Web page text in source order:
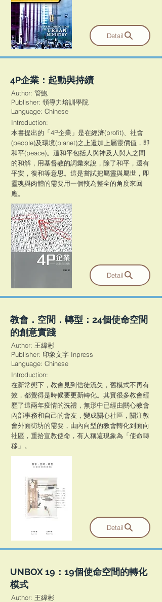
Detail
4P企業：起動與持續
Author: 管鮑
Publisher: 領導力培訓學院
​Language: Chinese
Introduction:
本書提出的「4P企業」是在經濟(profit)、社會
(people)及環境(planet)之上還加上屬靈價值，即
和平(peace)。這和平包括人與神及人與人之間
的和解，用基督教的詞彙來說，除了和平，還有
平安，復和等意思。這是嘗試把屬靈與屬世，即
靈魂與肉體的需要用一個較為整全的角度來回
應。
Detail
教會．空間．轉型：24個使命空間
的創意實踐
Author: 王緯彬
Publisher: 印象文字 Inpress
​Language: Chinese
Introduction:
在新常態下，教會見到信徒流失，舊模式不再有
效，都覺得是時候要更新轉化。其實很多教會經
歷了這兩年疫情的洗禮，無形中已經由關心教會
內部事務和自己的會友，變成關心社區，關注教
會外面街坊的需要，由內向型的教會轉化到面向
社區，重拾宣教使命，有人稱這現象為「使命轉
移」。
Detail
UNBOX 19：19個使命空間的轉化
模式
Author: 王緯彬